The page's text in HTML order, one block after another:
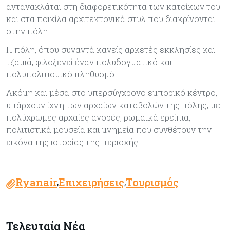
αντανακλάται στη διαφορετικότητα των κατοίκων του
και στα ποικίλα αρχιτεκτονικά στυλ που διακρίνονται
στην πόλη.
Η πόλη, όπου συναντά κανείς αρκετές εκκλησίες και
τζαμιά, φιλοξενεί έναν πολυδογματικό και
πολυπολιτισμικό πληθυσμό.
Ακόμη και μέσα στο υπερσύγχρονο εμπορικό κέντρο,
υπάρχουν ίχνη των αρχαίων καταβολών της πόλης, με
πολύχρωμες αρχαίες αγορές, ρωμαϊκά ερείπια,
πολιτιστικά μουσεία και μνημεία που συνθέτουν την
εικόνα της ιστορίας της περιοχής.
Ryanair,Επιχειρήσεις,Τουρισμός
Τελευταία Νέα